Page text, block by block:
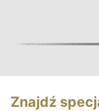
Znajdź